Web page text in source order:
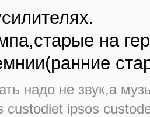
на
надо не звук,а
custodiet ipsos